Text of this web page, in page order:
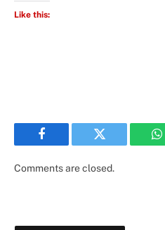
Like this:
Facebook Twitter
Comments are closed.